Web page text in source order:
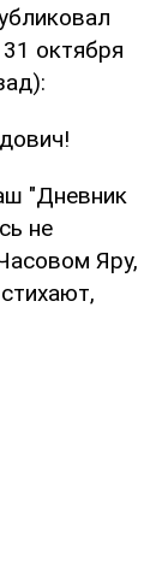
октября
"Дневник
не
Яру,